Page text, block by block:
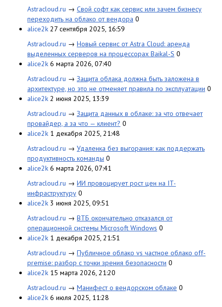
Astracloud.ru → Свой софт как сервис или зачем бизнесу
переходить на облако от вендора 0
alice2k 27 сентября 2025, 16:59
Astracloud.ru → Новый сервис от Astra Cloud: аренда
выделенных серверов на процессорах Baikal-S 0
alice2k 6 марта 2026, 07:40
Astracloud.ru → Защита облака должна быть заложена в
архитектуре, но это не отменяет правила по эксплуатации 0
alice2k 2 июня 2025, 13:39
Astracloud.ru → Защита данных в облаке: за что отвечает
провайдер, а за что — клиент? 0
alice2k 1 декабря 2025, 21:48
Astracloud.ru → Удаленка без выгорания: как поддержать
продуктивность команды 0
alice2k 6 марта 2026, 07:41
Astracloud.ru → ИИ провоцирует рост цен на IT-
инфраструктуру 0
alice2k 3 июня 2025, 09:51
Astracloud.ru → ВТБ окончательно отказался от
операционной системы Microsoft Windows 0
alice2k 1 декабря 2025, 21:51
Astracloud.ru → Публичное облако vs частное облако off-
premise: разбор с точки зрения безопасности 0
alice2k 15 марта 2026, 21:20
Astracloud.ru → Манифест о вендорском облаке 0
alice2k 6 июля 2025, 11:28